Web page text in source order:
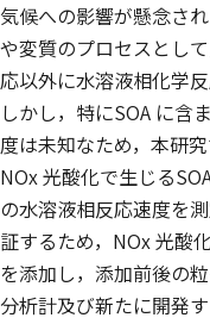
気候への影響が懸念さ
や変質のプロセスとし
応以外に水溶液相化学
しかし，特にSOA に含
度は未知なため，本研
NOx 光酸化で生じる
の水溶液相反応速度を
証するため，NOx 光酸
を添加し，添加前後の
分析計及び新たに開発